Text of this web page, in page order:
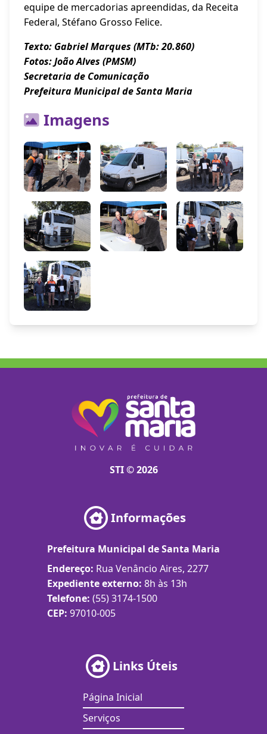
equipe de mercadorias apreendidas, da Receita
Federal, Stéfano Grosso Felice.
Texto: Gabriel Marques (MTb: 20.860)
Fotos: João Alves (PMSM)
Secretaria de Comunicação
Prefeitura Municipal de Santa Maria
Imagens
STI © 2026
Informações
Prefeitura Municipal de Santa Maria
Endereço: Rua Venâncio Aires, 2277
Expediente externo: 8h às 13h
Telefone: (55) 3174-1500
CEP: 97010-005
Links Úteis
Página Inicial
Serviços